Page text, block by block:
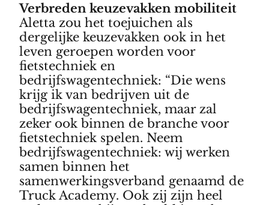
Verbreden keuzevakken mobiliteit
Aletta zou het toejuichen als
dergelijke keuzevakken ook in het
leven geroepen worden voor
fietstechniek en
bedrijfswagentechniek: “Die wens
krijg ik van bedrijven uit de
bedrijfswagentechniek, maar zal
zeker ook binnen de branche voor
fietstechniek spelen. Neem
bedrijfswagentechniek: wij werken
samen binnen het
samenwerkingsverband genaamd de
Truck Academy. Ook zij zijn heel